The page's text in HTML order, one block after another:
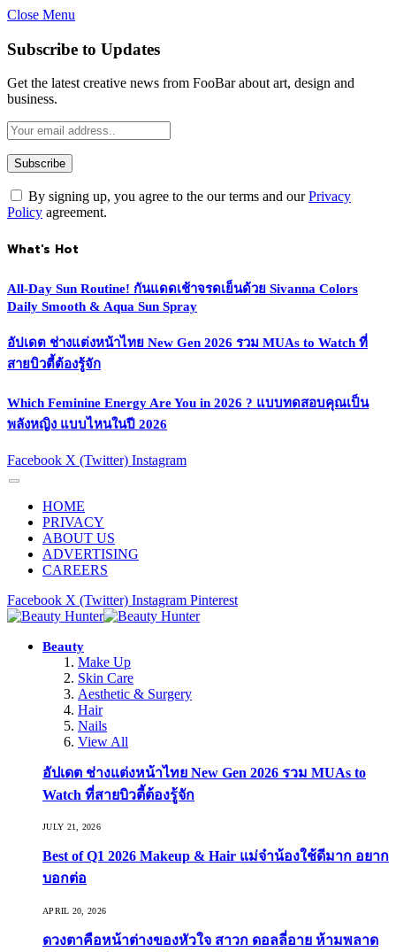
Close Menu
Subscribe to Updates
Get the latest creative news from FooBar about art, design and
business.
By signing up, you agree to the our terms and ourPrivacy
Policy agreement.
What's Hot
All-Day Sun Routine! กันแดดเช้าจรดเย็นด้วย Sivanna Colors
Daily Smooth & Aqua Sun Spray
อัปเดต ช่างแต่งหน้าไทย New Gen 2026 รวม MUAs to Watch ที่
สายบิวตี้ต้องรู้จัก
Which Feminine Energy Are You in 2026 ? แบบทดสอบคุณเป็น
พลังหญิง แบบไหนในปี 2026
Facebook X (Twitter) Instagram
HOME
PRIVACY
ABOUT US
ADVERTISING
CAREERS
Facebook X (Twitter) Instagram Pinterest
Beauty
Make Up
Skin Care
Aesthetic & Surgery
Hair
Nails
View All
อัปเดต ช่างแต่งหน้าไทย New Gen 2026 รวม MUAs to
Watch ที่สายบิวตี้ต้องรู้จัก
JULY 21, 2026
Best of Q1 2026 Makeup & Hair แม่จ๋าน้องใช้ดีมาก อยาก
บอกต่อ
APRIL 20, 2026
ดวงตาคือหน้าต่างของหัวใจ สาวก ดอลลี่อาย ห้ามพลาด